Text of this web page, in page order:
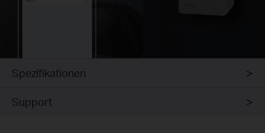
Spezifikationen
Support